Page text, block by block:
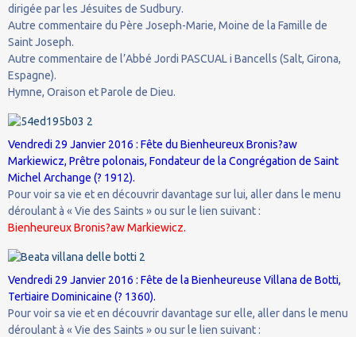
dirigée par les Jésuites de Sudbury.
Autre commentaire du Père Joseph-Marie, Moine de la Famille de
Saint Joseph.
Autre commentaire de l’Abbé Jordi PASCUAL i Bancells (Salt, Girona,
Espagne).
Hymne, Oraison et Parole de Dieu.
Vendredi 29 Janvier 2016 : Fête du Bienheureux Bronis?aw
Markiewicz, Prêtre polonais, Fondateur de la Congrégation de Saint
Michel Archange (? 1912).
Pour voir sa vie et en découvrir davantage sur lui, aller dans le menu
déroulant à « Vie des Saints » ou sur le lien suivant :
Bienheureux Bronis?aw Markiewicz.
Vendredi 29 Janvier 2016 : Fête de la Bienheureuse Villana de Botti,
Tertiaire Dominicaine (? 1360).
Pour voir sa vie et en découvrir davantage sur elle, aller dans le menu
déroulant à « Vie des Saints » ou sur le lien suivant :